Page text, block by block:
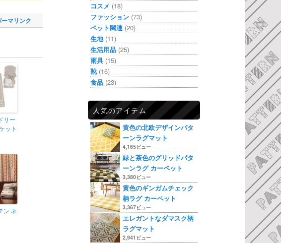
マリンク
リー
ット
ン ネ
コスメ (18)
ファッション (73)
ペット関連 (20)
生地(11)
生活用品 (25)
雨具 (15)
靴(16)
食品 (23)
人気のアイテム
黄色の北欧デザインパタ
ーンラグマット
4,165ビュー
緑と茶色のグリッドパタ
ーンラグ カーペット
3,380ビュー
黄色のギンガムチェック
柄ラグ カーペット
3,367ビュー
エレガントなダマスク柄
ラグマット
2,941ビュー